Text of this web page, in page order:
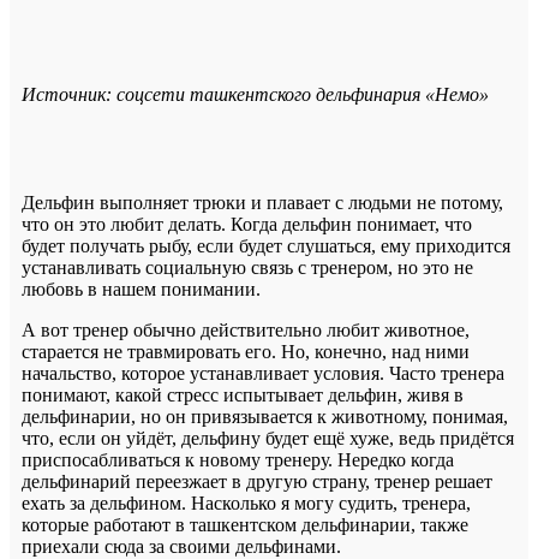
Источник: соцсети ташкентского дельфинария «Немо»
Дельфин выполняет трюки и плавает с людьми не потому,
что он это любит делать. Когда дельфин понимает, что
будет получать рыбу, если будет слушаться, ему приходится
устанавливать социальную связь с тренером, но это не
любовь в нашем понимании.
А вот тренер обычно действительно любит животное,
старается не травмировать его. Но, конечно, над ними
начальство, которое устанавливает условия. Часто тренера
понимают, какой стресс испытывает дельфин, живя в
дельфинарии, но он привязывается к животному, понимая,
что, если он уйдёт, дельфину будет ещё хуже, ведь придётся
приспосабливаться к новому тренеру. Нередко когда
дельфинарий переезжает в другую страну, тренер решает
ехать за дельфином. Насколько я могу судить, тренера,
которые работают в ташкентском дельфинарии, также
приехали сюда за своими дельфинами.